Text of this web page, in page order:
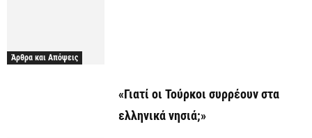
Άρθρα και Απόψεις
«Γιατί οι Τούρκοι συρρέουν στα
ελληνικά νησιά;»